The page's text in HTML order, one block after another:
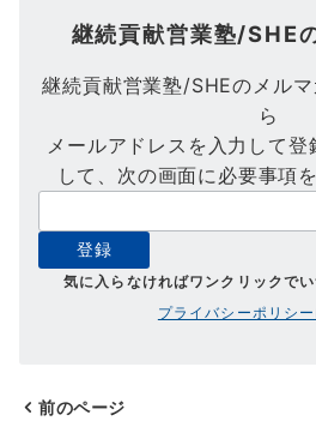
継続貢献営業塾/SHE
継続貢献営業塾/SHEのメル
ら
メールアドレスを入力して登
して、次の画面に必要事項
気に入らなければワンクリックで
プライバシーポリシ
前のページ